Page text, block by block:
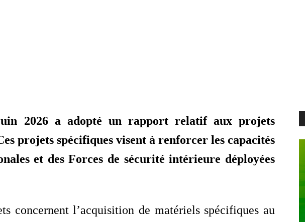
2026 a adopté un rapport relatif aux projets
projets spécifiques visent à renforcer les capacités
et des Forces de sécurité intérieure déployées
concernent l’acquisition de matériels spécifiques au